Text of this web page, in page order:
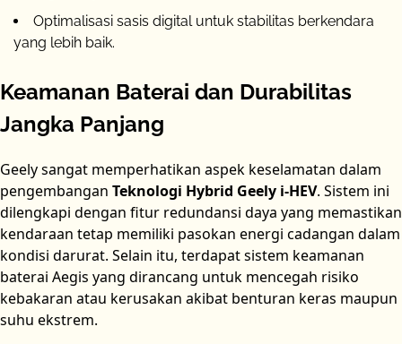
Optimalisasi sasis digital untuk stabilitas berkendara
yang lebih baik.
Keamanan Baterai dan Durabilitas
Jangka Panjang
Geely sangat memperhatikan aspek keselamatan dalam
pengembangan Teknologi Hybrid Geely i-HEV. Sistem ini
dilengkapi dengan fitur redundansi daya yang memastikan
kendaraan tetap memiliki pasokan energi cadangan dalam
kondisi darurat. Selain itu, terdapat sistem keamanan
baterai Aegis yang dirancang untuk mencegah risiko
kebakaran atau kerusakan akibat benturan keras maupun
suhu ekstrem.